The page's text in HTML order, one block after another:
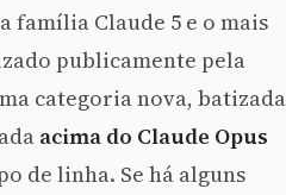
família Claude 5 e o mais
publicamente pela
categoria nova, batizada
acima do Claude Opus
de linha. Se há alguns